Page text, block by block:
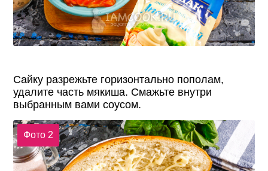
Сайку разрежьте горизонтально пополам,
удалите часть мякиша. Смажьте внутри
выбранным вами соусом.
Фото 2